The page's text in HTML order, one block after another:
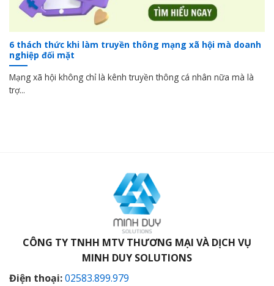
6 thách thức khi làm truyền thông mạng xã hội mà doanh
nghiệp đối mặt
Mạng xã hội không chỉ là kênh truyền thông cá nhân nữa mà là
trợ...
CÔNG TY TNHH MTV THƯƠNG MẠI VÀ DỊCH VỤ
MINH DUY SOLUTIONS
Điện thoại:02583.899.979